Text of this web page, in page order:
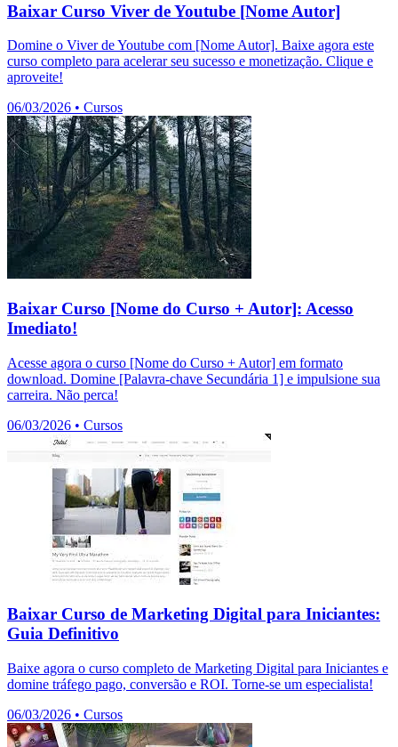
Baixar Curso Viver de Youtube [Nome Autor]
Domine o Viver de Youtube com [Nome Autor]. Baixe agora este
curso completo para acelerar seu sucesso e monetização. Clique e
aproveite!
06/03/2026 • Cursos
Baixar Curso [Nome do Curso + Autor]: Acesso
Imediato!
Acesse agora o curso [Nome do Curso + Autor] em formato
download. Domine [Palavra-chave Secundária 1] e impulsione sua
carreira. Não perca!
06/03/2026 • Cursos
Baixar Curso de Marketing Digital para Iniciantes:
Guia Definitivo
Baixe agora o curso completo de Marketing Digital para Iniciantes e
domine tráfego pago, conversão e ROI. Torne-se um especialista!
06/03/2026 • Cursos